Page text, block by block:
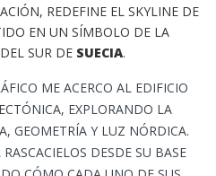
REDEFINE EL SKYLINE DE
EN UN SÍMBOLO DE LA
SUR DE SUECIA.
ME ACERCO AL EDIFICIO
EXPLORANDO LA
GEOMETRÍA Y LUZ NÓRDICA.
DESDE SU BASE